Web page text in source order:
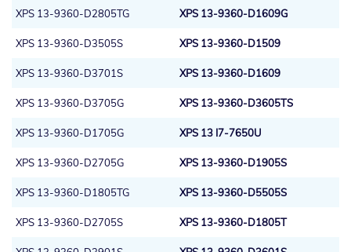
XPS 13-9360-D2805TG XPS 13-9360-D1609G
XPS 13-9360-D3505S XPS 13-9360-D1509
XPS 13-9360-D3701S XPS 13-9360-D1609
XPS 13-9360-D3705G XPS 13-9360-D3605TS
XPS 13-9360-D1705G XPS 13 I7-7650U
XPS 13-9360-D2705G XPS 13-9360-D1905S
XPS 13-9360-D1805TG XPS 13-9360-D5505S
XPS 13-9360-D2705S XPS 13-9360-D1805T